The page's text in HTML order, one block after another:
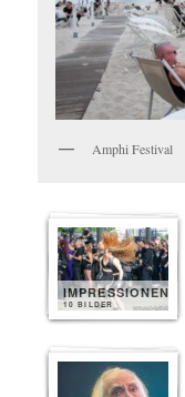
Amphi Festival
IMPRESSIONEN
10 BILDER